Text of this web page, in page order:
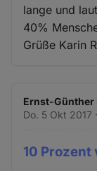
lange und
40%
Grüße Karin
Ernst-Günther
Do. 5 Okt 2017
10 Prozent